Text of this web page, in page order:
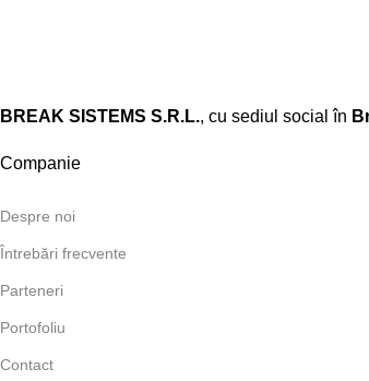
BREAK SISTEMS S.R.L., cu sediul social în
Companie
Despre noi
Întrebări frecvente
Parteneri
Portofoliu
Contact